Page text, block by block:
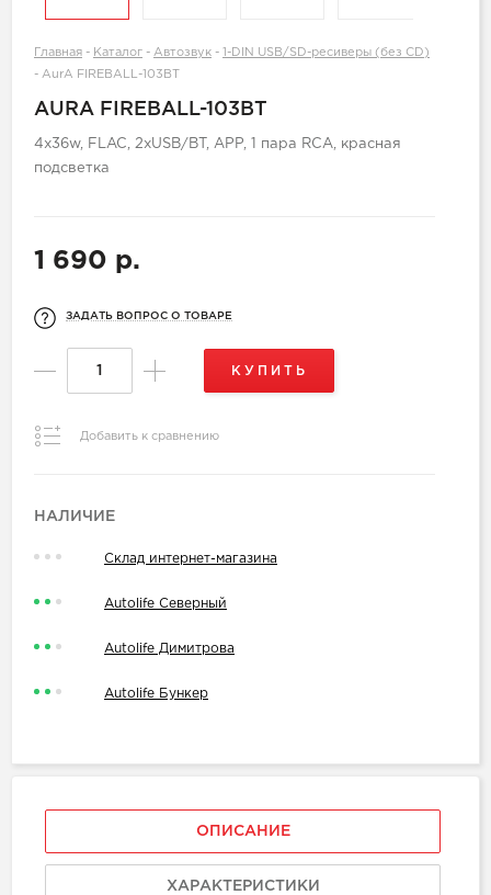
Главная - Каталог - Автозвук -
1-DIN USB/SD-ресиверы (без CD)
- AurA FIREBALL-103BT
AURA FIREBALL-103BT
4x36w, FLAC, 2xUSB/BT, APP, 1 пара RCA, красная
подсветка
1 690 р.
ЗАДАТЬ ВОПРОС О ТОВАРЕ
КУПИТЬ
Добавить к сравнению
НАЛИЧИЕ
Склад интернет-магазина
Autolife Северный
Autolife Димитрова
Autolife Бункер
ОПИСАНИЕ
ХАРАКТЕРИСТИКИ